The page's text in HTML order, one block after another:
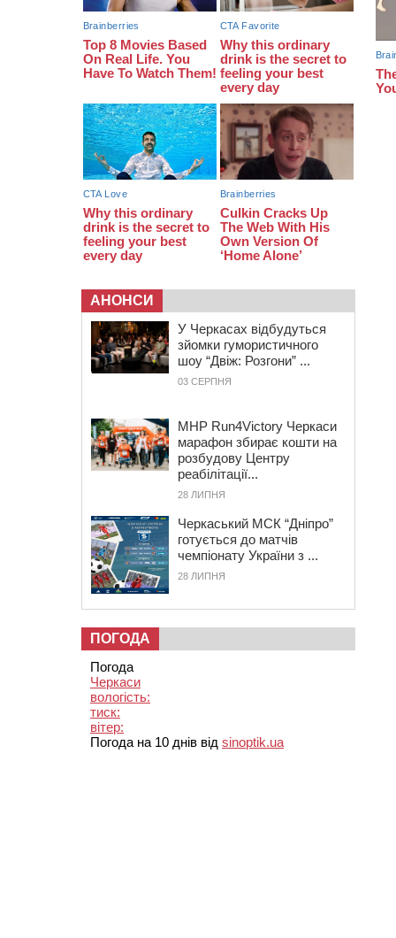
08:22 “На щиті” у Чорнобаївську
громаду повертається полеглий
біля Кліщіївки воїн
07:30
Понад 968 мільйонів гривень
земельного податку сплатили на
Черкащині
АНОНСИ
У Черкасах відбудуться
зйомки гумористичного
шоу “Двіж: Розгони” ...
03 СЕРПНЯ
MHP Run4Victory Черкаси
марафон збирає кошти на
розбудову Центру
реабілітації...
28 ЛИПНЯ
Черкаський МСК “Дніпро”
готується до матчів
чемпіонату України з ...
28 ЛИПНЯ
ПОГОДА
Погода
Черкаси
вологість:
тиск:
вітер:
Погода на 10 днів від sinoptik.ua